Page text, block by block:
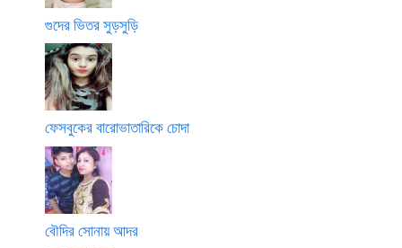
গুদের ভিতর সুড়সুড়ি
ফেসবুকের বারোভাতারিকে চোদা
বৌদির সোনায় আদর